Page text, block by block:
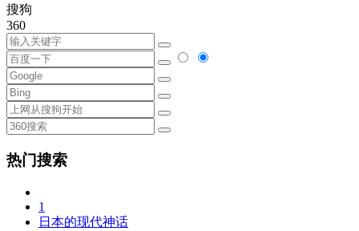
搜狗
360
热门搜索
1
日本的现代神话